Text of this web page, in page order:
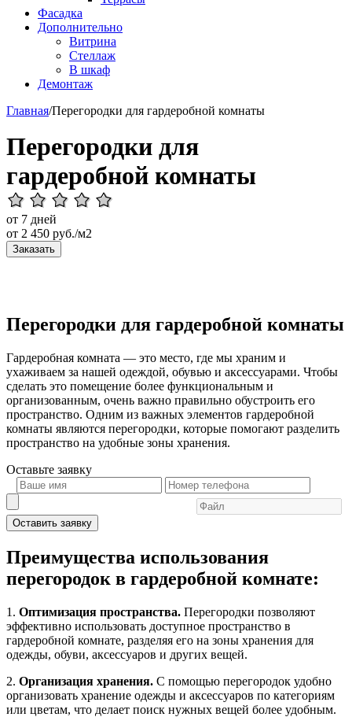
Фасадка
Дополнительно
Витрина
Стеллаж
В шкаф
Демонтаж
Главная/Перегородки для гардеробной комнаты
Перегородки для
гардеробной комнаты
от 7 дней
от 2 450 руб./м2
Заказать
Перегородки для гардеробной комнаты
Гардеробная комната — это место, где мы храним и
ухаживаем за нашей одеждой, обувью и аксессуарами. Чтобы
сделать это помещение более функциональным и
организованным, очень важно правильно обустроить его
пространство. Одним из важных элементов гардеробной
комнаты являются перегородки, которые помогают разделить
пространство на удобные зоны хранения.
Оставьте заявку
Оставить заявку
Преимущества использования
перегородок в гардеробной комнате:
1. Оптимизация пространства. Перегородки позволяют
эффективно использовать доступное пространство в
гардеробной комнате, разделяя его на зоны хранения для
одежды, обуви, аксессуаров и других вещей.
2. Организация хранения. С помощью перегородок удобно
организовать хранение одежды и аксессуаров по категориям
или цветам, что делает поиск нужных вещей более удобным.